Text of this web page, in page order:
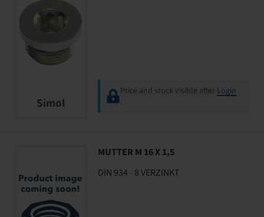
Simol
Price and stock visible after Login
.
MUTTER M 16 X 1,5
DIN 934 - 8 VERZINKT